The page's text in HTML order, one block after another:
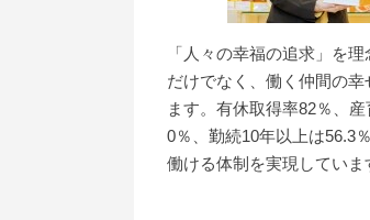
「人々の幸福の追求」を
だけでなく、働く仲間の
ます。有休取得率82％、
0％、勤続10年以上は56.3
働ける体制を実現していま